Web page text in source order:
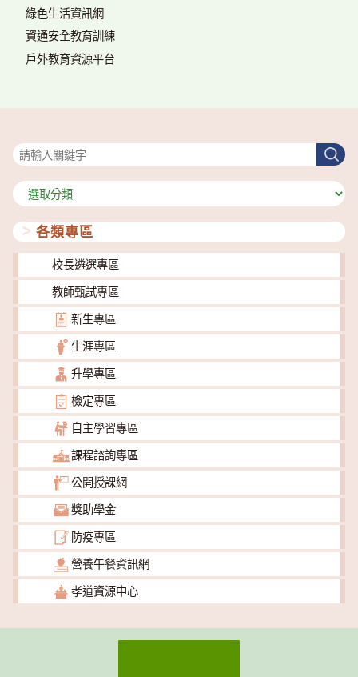
綠色生活資訊網
資通安全教育訓練
戶外教育資源平台
搜
尋
分
類
各類專區
校長遴選專區
教師甄試專區
新生專區
生涯專區
升學專區
檢定專區
自主學習專區
課程諮詢專區
公開授課網
獎助學金
防疫專區
營養午餐資訊網
孝道資源中心